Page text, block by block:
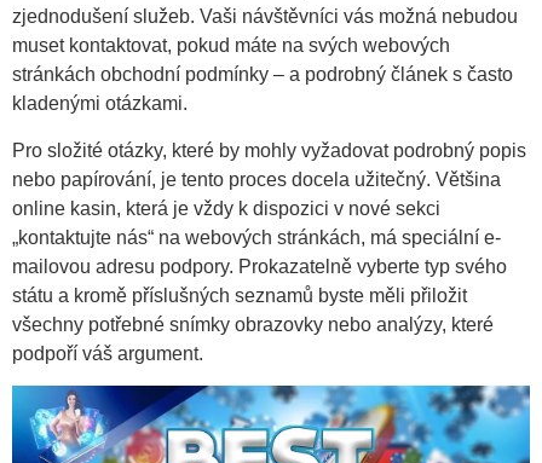
zjednodušení služeb. Vaši návštěvníci vás možná nebudou
muset kontaktovat, pokud máte na svých webových
stránkách obchodní podmínky – a podrobný článek s často
kladenými otázkami.
Pro složité otázky, které by mohly vyžadovat podrobný popis
nebo papírování, je tento proces docela užitečný. Většina
online kasin, která je vždy k dispozici v nové sekci
„kontaktujte nás“ na webových stránkách, má speciální e-
mailovou adresu podpory. Prokazatelně vyberte typ svého
státu a kromě příslušných seznamů byste měli přiložit
všechny potřebné snímky obrazovky nebo analýzy, které
podpoří váš argument.